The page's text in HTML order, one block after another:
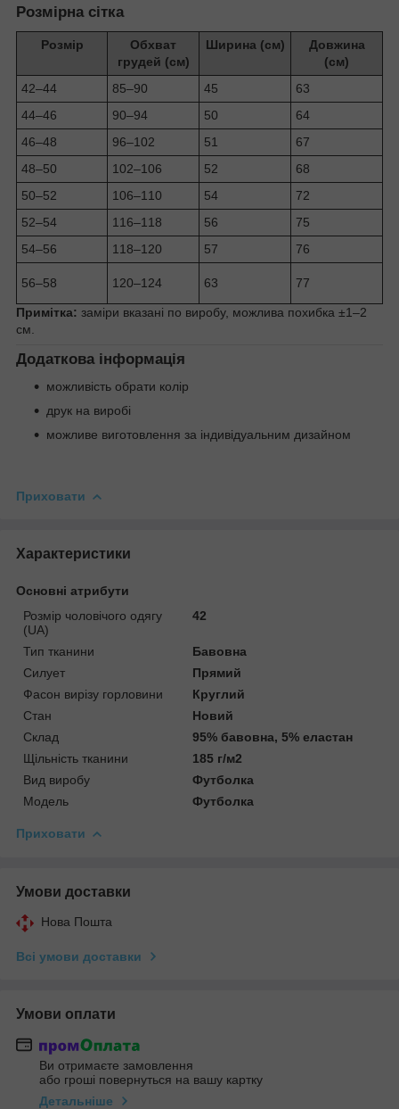
Розмірна сітка
Розмір
Обхват
грудей (см)
Ширина (см)
Довжина
(см)
42–44
85–90 45
63
44–46
90–94 50
64
46–48
96–102 51
67
48–50
102–106 52
68
50–52
106–110 54
72
52–54
116–118 56
75
54–56
118–120 57 76
56–58 120–124 63 77
Примітка: заміри вказані по виробу, можлива похибка ±1–2
см.
Додаткова інформація
можливість обрати колір
друк на виробі
можливе виготовлення за індивідуальним дизайном
Приховати
Характеристики
Основні атрибути
Розмір чоловічого одягу
(UA)
42
Тип тканини
Бавовна
Силует
Прямий
Фасон вирізу горловини
Круглий
Стан
Новий
Склад
95% бавовна, 5% еластан
Щільність тканини
185 г/м2
Вид виробу
Футболка
Модель
Футболка
Приховати
Умови доставки
Нова Пошта
Всі умови доставки
Умови оплати
Ви отримаєте замовлення
або гроші повернуться на вашу картку
Детальніше